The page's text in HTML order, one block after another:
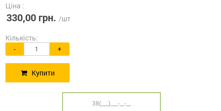
Ціна :
330,00 грн. /шт
Кількість:
- +
Купити